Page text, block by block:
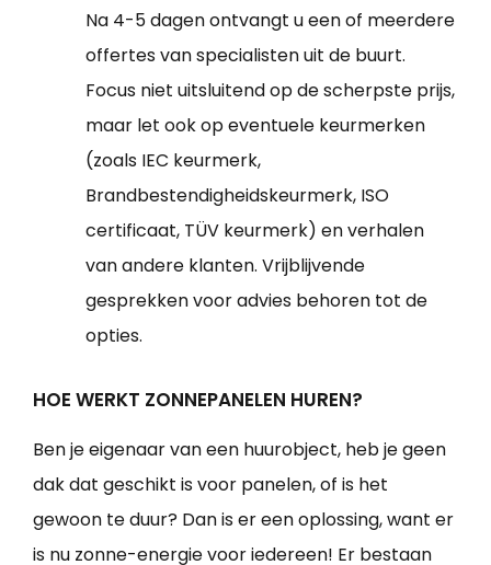
Na 4-5 dagen ontvangt u een of meerdere
offertes van specialisten uit de buurt.
Focus niet uitsluitend op de scherpste prijs,
maar let ook op eventuele keurmerken
(zoals IEC keurmerk,
Brandbestendigheidskeurmerk, ISO
certificaat, TÜV keurmerk) en verhalen
van andere klanten. Vrijblijvende
gesprekken voor advies behoren tot de
opties.
HOE WERKT ZONNEPANELEN HUREN?
Ben je eigenaar van een huurobject, heb je geen
dak dat geschikt is voor panelen, of is het
gewoon te duur? Dan is er een oplossing, want er
is nu zonne-energie voor iedereen! Er bestaan